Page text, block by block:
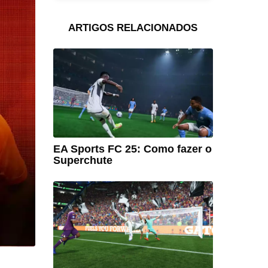
ARTIGOS RELACIONADOS
EA Sports FC 25: Como fazer o
Superchute